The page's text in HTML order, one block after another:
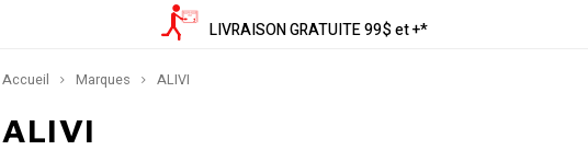
LIVRAISON GRATUITE 99$ et +*
Accueil Marques ALIVI
ALIVI